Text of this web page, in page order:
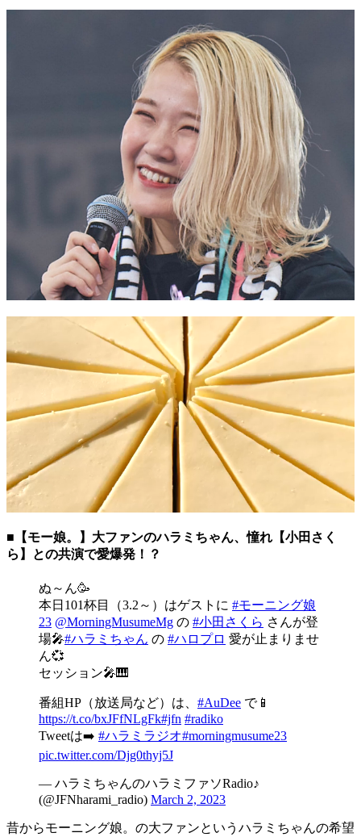
■【モー娘。】大ファンのハラミちゃん、憧れ【小田さく
ら】との共演で愛爆発！？
ぬ～ん🥳
本日101杯目（3.2～）はゲストに #モーニング娘
23 @MorningMusumeMg の #小田さくら さんが登
場🎤#ハラミちゃん の #ハロプロ 愛が止まりませ
ん💞
セッション🎤🎹
番組HP（放送局など）は、 #AuDee で📱
https://t.co/bxJFfNLgFk#jfn #radiko
Tweetは➡️ #ハラミラジオ#morningmusume23
pic.twitter.com/Djg0thyj5J
— ハラミちゃんのハラミファソRadio♪
(@JFNharami_radio) March 2, 2023
昔からモーニング娘。の大ファンというハラミちゃんの希望